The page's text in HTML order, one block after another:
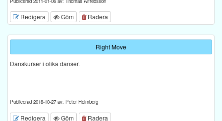
Redigera Göm Radera
Right Move
Danskurser i olika danser.
Publicerad 2018-10-27 av: Peter Holmberg
Redigera Göm Radera